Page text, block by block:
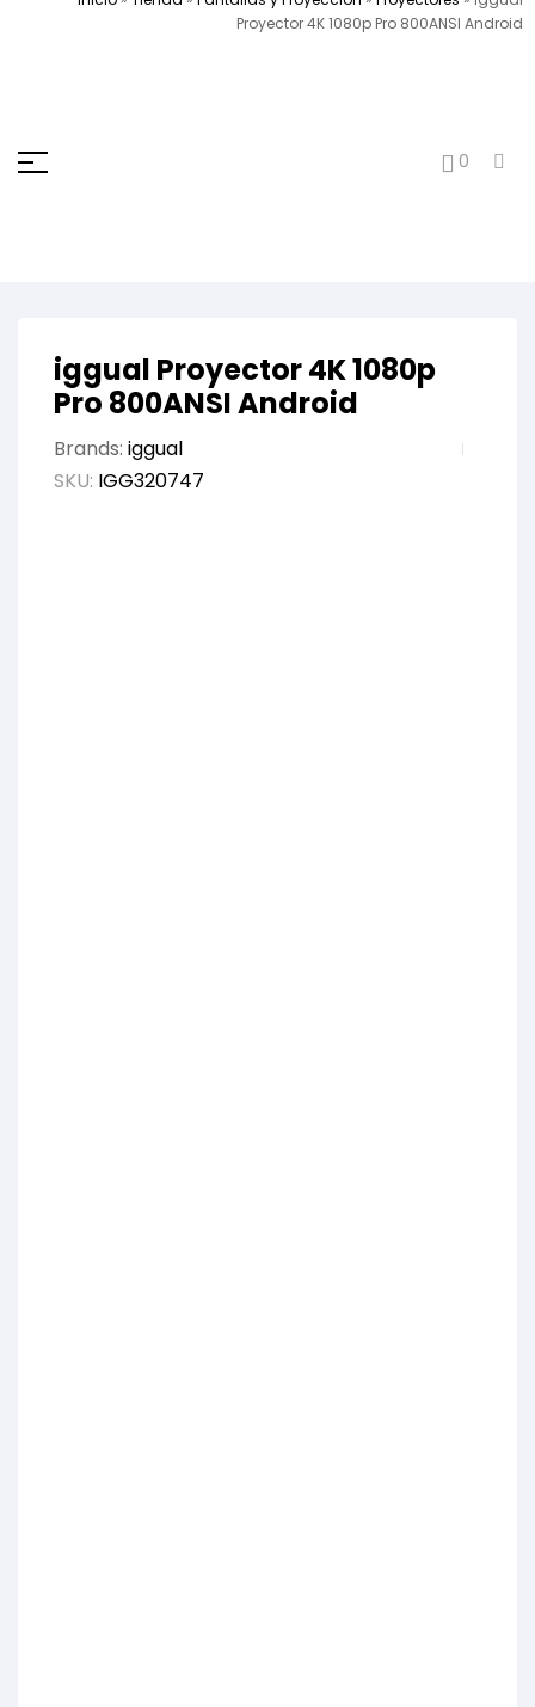
Proyector 4K 1080p Pro 800ANSI Android
0
iggual Proyector 4K 1080p
Pro 800ANSI Android
Brands: iggual
SKU: IGG320747